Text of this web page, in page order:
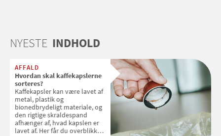
NYESTE INDHOLD
AFFALD
Hvordan skal kaffekapslerne
sorteres?
Kaffekapsler kan være lavet af
metal, plastik og
bionedbrydeligt materiale, og
den rigtige skraldespand
afhænger af, hvad kapslen er
lavet af. Her får du overblikket